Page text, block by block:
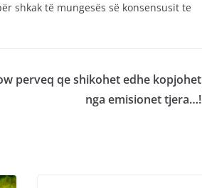
shkak të mungesës së konsensusit te
perveq qe shikohet edhe kopjohet
nga emisionet tjera…!